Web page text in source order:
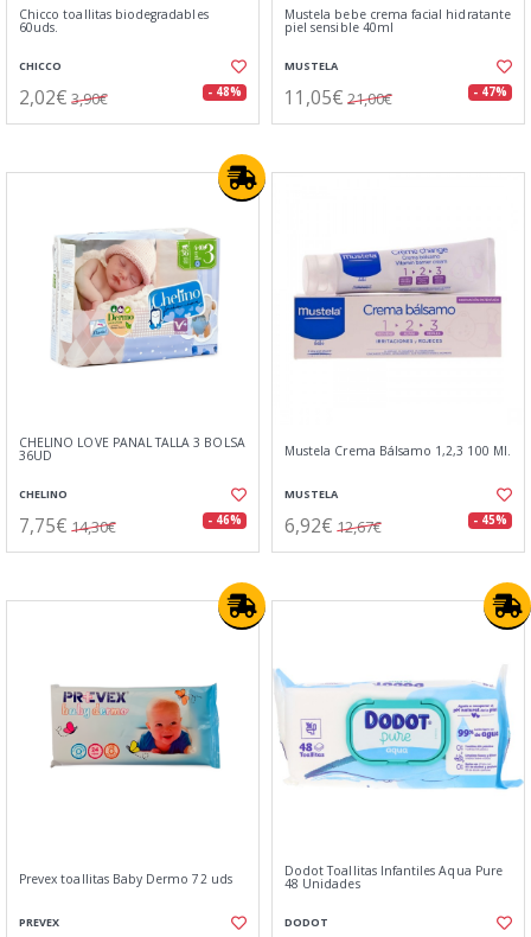
Chicco toallitas biodegradables
60uds.
CHICCO
2,02€ 3,90€ - 48%
Mustela bebe crema facial hidratante
piel sensible 40ml
MUSTELA
11,05€ 21,00€ - 47%
CHELINO LOVE PAÑAL TALLA 3 BOLSA
36UD
CHELINO
7,75€ 14,30€ - 46%
Mustela Crema Bálsamo 1,2,3 100 Ml.
MUSTELA
6,92€ 12,67€ - 45%
Prevex toallitas Baby Dermo 72 uds
PREVEX
Dodot Toallitas Infantiles Aqua Pure
48 Unidades
DODOT